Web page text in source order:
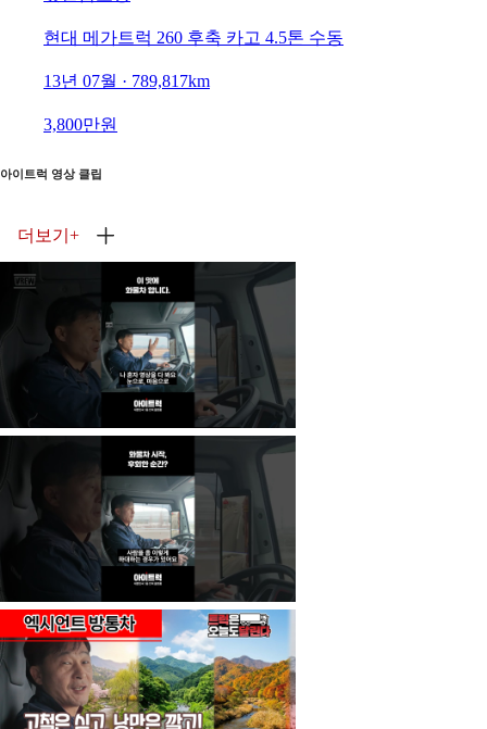
현대 메가트럭 260 후축 카고 4.5톤 수동
13년 07월 · 789,817km
3,800만원
아이트럭 영상 클립
더보기 +